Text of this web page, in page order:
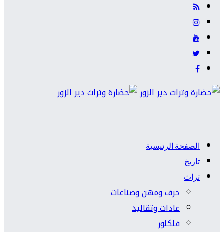
الصفحة الرئيسية
تاريخ
تراث
حرف ومهن وصناعات
عادات وتقاليد
فلكلور